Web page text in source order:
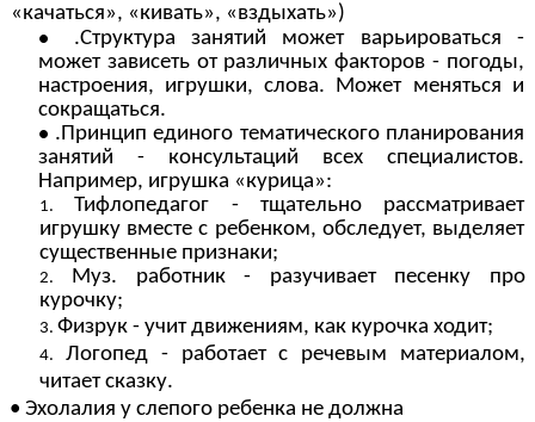
«качаться», «кивать», «вздыхать»)
.Структура занятий может варьироваться -
может зависеть от различных факторов - погоды,
настроения, игрушки, слова. Может меняться и
сокращаться.
.Принцип единого тематического планирования
занятий - консультаций всех специалистов.
Например, игрушка «курица»:
Тифлопедагог - тщательно рассматривает
игрушку вместе с ребенком, обследует, выделяет
существенные признаки;
Муз. работник - разучивает песенку про
курочку;
Физрук - учит движениям, как курочка ходит;
Логопед - работает с речевым материалом,
читает сказку.
• Эхолалия у слепого ребенка не должна